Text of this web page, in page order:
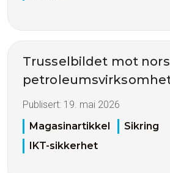
Trusselbildet mot
Publisert: 19. mai 2026
Magasinartikkel
Sikring
IKT-sikkerhet